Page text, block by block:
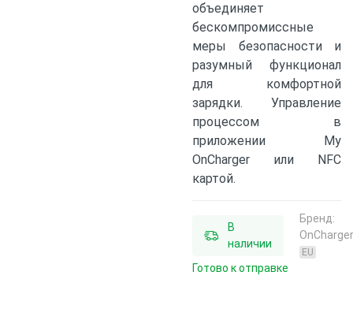
объединяет
бескомпромиссные
меры безопасности и
разумный функционал
для комфортной
зарядки. Управление
процессом в
приложении My
OnCharger или NFC
картой.
В
наличии
Бренд:
OnCharger
EU
Готово к отправке